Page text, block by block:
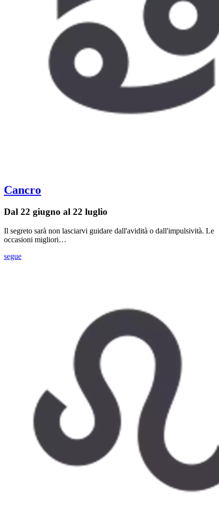
Cancro
Dal 22 giugno al 22 luglio
Il segreto sarà non lasciarvi guidare dall'avidità o dall'impulsività. Le
occasioni migliori…
segue